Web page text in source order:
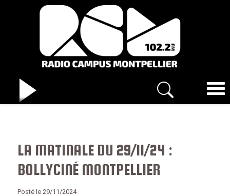
LA MATINALE DU 29/11/24 :
BOLLYCINÉ MONTPELLIER
Posté le 29/11/2024